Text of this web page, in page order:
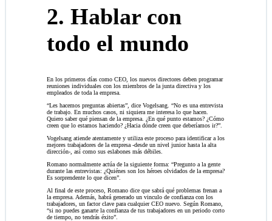
2. Hablar con
todo el mundo
En los primeros días como CEO, los nuevos directores deben programar
reuniones individuales con los miembros de la junta directiva y los
empleados de toda la empresa.
“Les hacemos preguntas abiertas”, dice Vogelsang. “No es una entrevista
de trabajo. En muchos casos, ni siquiera me interesa lo que hacen.
Quiero saber qué piensan de la empresa. ¿En qué punto estamos? ¿Cómo
creen que lo estamos haciendo? ¿Hacia dónde creen que deberíamos ir?”.
Vogelsang atiende atentamente y utiliza este proceso para identificar a los
mejores trabajadores de la empresa -desde un nivel junior hasta la alta
dirección-, así como sus eslabones más débiles.
Romano normalmente actúa de la siguiente forma: “Pregunto a la gente
durante las entrevistas: ¿Quiénes son los héroes olvidados de la empresa?
Es sorprendente lo que dicen”.
Al final de este proceso, Romano dice que sabrá qué problemas frenan a
la empresa. Además, habrá generado un vinculo de confianza con los
trabajadores, un factor clave para cualquier CEO nuevo. Según Romano,
“si no puedes ganarte la confianza de tus trabajadores en un periodo corto
de tiempo, no tendrás éxito”.